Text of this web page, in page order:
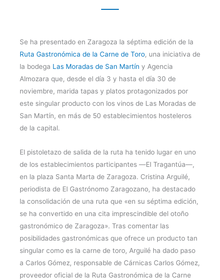
Se ha presentado en Zaragoza la séptima edición de la
Ruta Gastronómica de la Carne de Toro, una iniciativa de
la bodega Las Moradas de San Martín y Agencia
Almozara que, desde el día 3 y hasta el día 30 de
noviembre, marida tapas y platos protagonizados por
este singular producto con los vinos de Las Moradas de
San Martín, en más de 50 establecimientos hosteleros
de la capital.
El pistoletazo de salida de la ruta ha tenido lugar en uno
de los establecimientos participantes ―El Tragantúa―,
en la plaza Santa Marta de Zaragoza. Cristina Arguilé,
periodista de El Gastrónomo Zaragozano, ha destacado
la consolidación de una ruta que «en su séptima edición,
se ha convertido en una cita imprescindible del otoño
gastronómico de Zaragoza». Tras comentar las
posibilidades gastronómicas que ofrece un producto tan
singular como es la carne de toro, Arguilé ha dado paso
a Carlos Gómez, responsable de Cárnicas Carlos Gómez,
proveedor oficial de la Ruta Gastronómica de la Carne